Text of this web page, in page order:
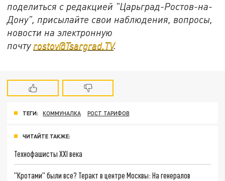
поделиться с редакцией "Царьград-Ростов-на-
Дону", присылайте свои наблюдения, вопросы,
новости на электронную
почту rostov@Tsargrad.ТV.
ТЕГИ: КОММУНАЛКА РОСТ ТАРИФОВ
ЧИТАЙТЕ ТАКЖЕ:
Технофашисты XXI века
"Кротами" были все? Теракт в центре Москвы: На генералов